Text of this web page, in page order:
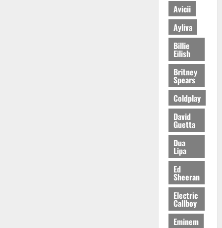
Avicii
Ayliva
Billie
Eilish
Britney
Spears
Coldplay
David
Guetta
Dua
Lipa
Ed
Sheeran
Electric
Callboy
Eminem